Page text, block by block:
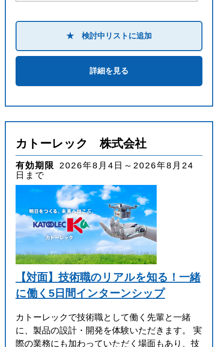
★ 検討中リストに追加
詳細を見る
カトーレック 株式会社
有効期限
2026年8月4日～2026年8月24
日まで
【対面】技術職のリアルを知る！一緒
に働く5日間インターンシップ
カトーレックで技術職として働く先輩と一緒
に、製品の設計・開発を体験いただきます。 実
際の業務にも加わっていただく場面もあり、技